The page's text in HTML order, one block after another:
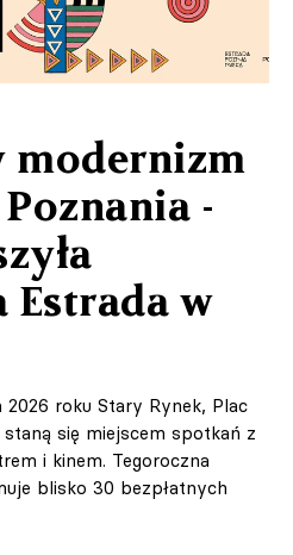
modernizm
-
Estrada w
roku Stary Rynek, Plac
się miejscem spotkań z
i kinem. Tegoroczna
blisko 30 bezpłatnych